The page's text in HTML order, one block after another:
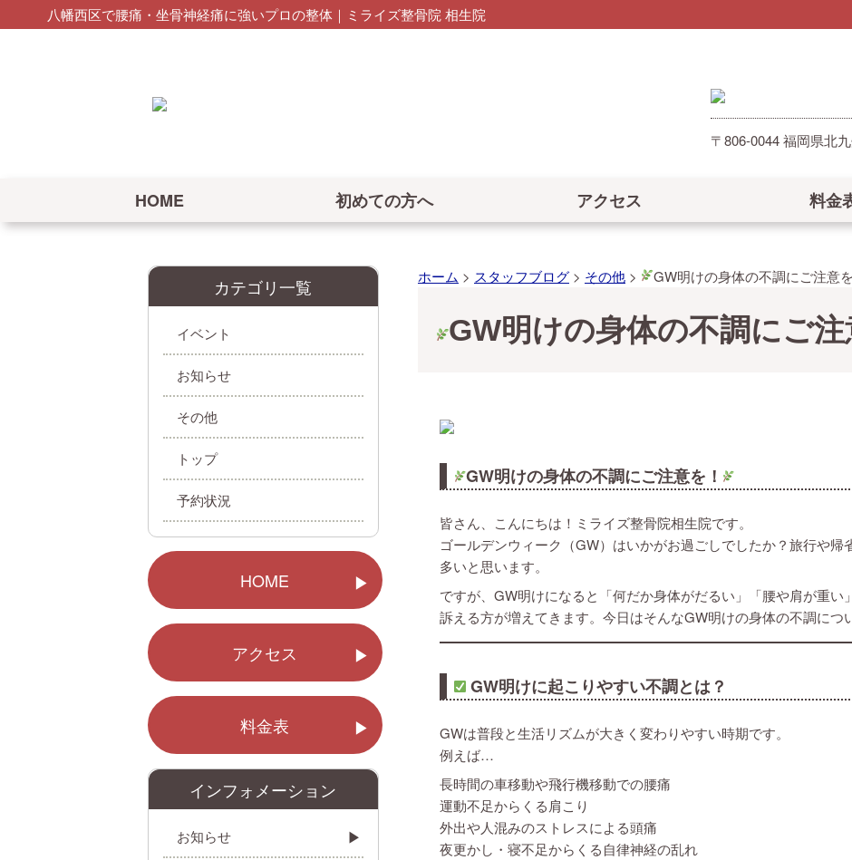
八幡西区で腰痛・坐骨神経痛に強いプロの整体｜ミライズ整骨院 相生院
〒806-0044 福岡県北
HOME 初めての方へ アクセス 料金
ホーム > スタッフブログ > その他 > GW明けの身体の不調にご注意を
GW明けの身体の不調にご注
GW明けの身体の不調にご注意を！
皆さん、こんにちは！ミライズ整骨院相生院です。
ゴールデンウィーク（GW）はいかがお過ごしでしたか？旅行や帰
多いと思います。
ですが、GW明けになると「何だか身体がだるい」「腰や肩が重い
訴える方が増えてきます。今日はそんなGW明けの身体の不調につ
GW明けに起こりやすい不調とは？
GWは普段と生活リズムが大きく変わりやすい時期です。
例えば…
長時間の車移動や飛行機移動での腰痛
運動不足からくる肩こり
外出や人混みのストレスによる頭痛
夜更かし・寝不足からくる自律神経の乱れ
カテゴリ一覧
イベント
お知らせ
その他
トップ
予約状況
HOME
アクセス
料金表
インフォメーション
お知らせ